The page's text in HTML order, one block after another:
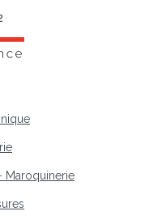
Maroquinerie